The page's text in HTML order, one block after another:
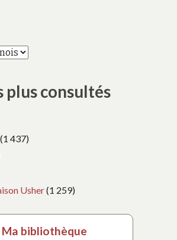
plus consultés
(1 437)
Usher(1 259)
Ma bibliothèque